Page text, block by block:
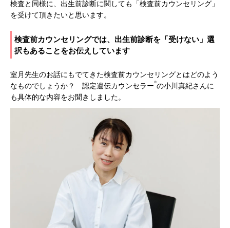
検査と同様に、出生前診断に関しても「検査前カウンセリング」
を受けて頂きたいと思います。
検査前カウンセリングでは、出生前診断を「受けない」選
択もあることをお伝えしています
室月先生のお話にもでてきた検査前カウンセリングとはどのよう
なものでしょうか？ 認定遺伝カウンセラー®の小川真紀さんに
も具体的な内容をお聞きしました。